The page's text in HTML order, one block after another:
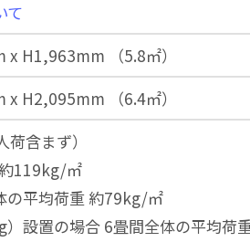
て
H1,963mm （5.8㎡）
H2,095mm （6.4㎡）
含まず）
119kg/㎡
の平均荷重 約79kg/㎡
）設置の場合 6畳間全体の平均荷